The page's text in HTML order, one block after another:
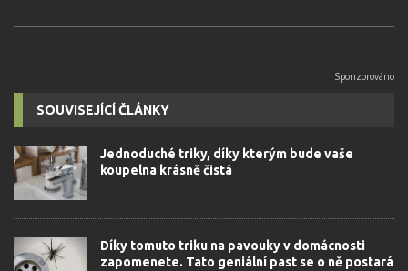
SOUVISEJÍCÍ ČLÁNKY
Jednoduché triky, díky kterým bude vaše
koupelna krásně čistá
Díky tomuto triku na pavouky v domácnosti
zapomenete. Tato geniální past se o ně postará